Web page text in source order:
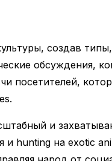
создав
обсуждения,
и
и hunting на exotic